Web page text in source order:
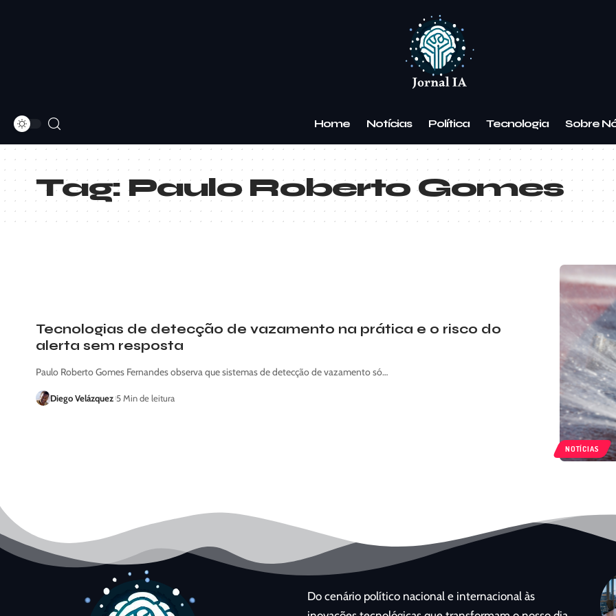
Home Notícias Política Tecnologia Sobre
Tag: Paulo Roberto Gomes
NOTÍCIAS
Tecnologias de detecção de vazamento na prática e o risco do
alerta sem resposta
Paulo Roberto Gomes Fernandes observa que sistemas de detecção de vazamento só…
Diego Velázquez 5 Min de leitura
Do cenário político nacional e internacional às